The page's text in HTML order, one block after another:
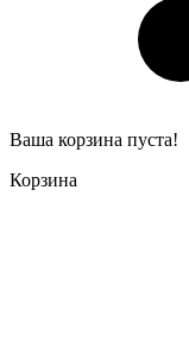
Ваша корзина пуста!
Корзина